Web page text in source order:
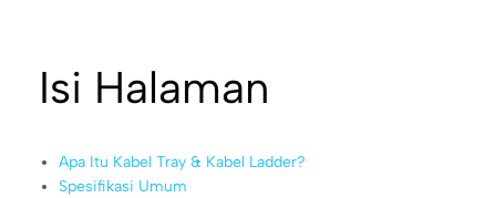
Isi Halaman
Apa Itu Kabel Tray & Kabel Ladder?
Spesifikasi Umum